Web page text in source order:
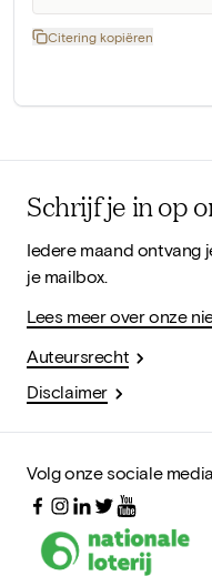
Citering kopiëren
Schrijf je in op
Iedere maand ontvang
je mailbox.
Lees meer over onze
Auteursrecht
Disclaimer
Volg onze sociale